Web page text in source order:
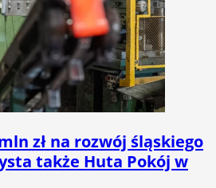
zł na rozwój śląskiego
także Huta Pokój w